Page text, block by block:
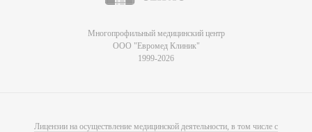
Многопрофильный медицинский центр
ООО "Евромед Клиник"
1999-2026
Лицензии на осуществление медицинской деятельности, в том числе с